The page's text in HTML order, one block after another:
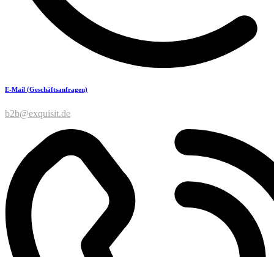
E-Mail (Geschäftsanfragen)
b2b@exquisit.de